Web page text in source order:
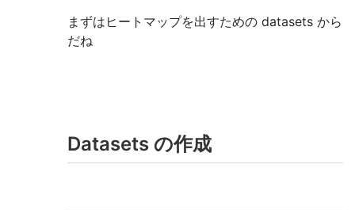
まずはヒートマップを出すための datasets から
だね
Datasets の作成